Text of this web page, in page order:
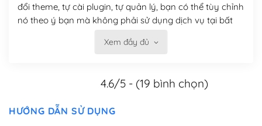
đổi theme, tự cài plugin, tự quản lý, bạn có thể tùy chỉnh
nó theo ý bạn mà không phải sử dụng dịch vụ tại bất
Xem đầy đủ
4.6/5 - (19 bình chọn)
HƯỚNG DẪN SỬ DỤNG